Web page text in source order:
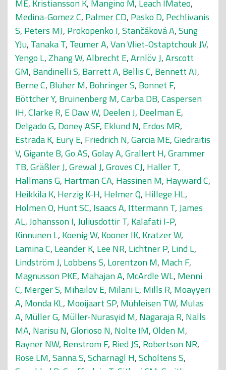
ME, Kristiansson K, Mangino M, Leach IMateo,
Medina-Gomez C, Palmer CD, Pasko D, Pechlivanis
S, Peters MJ, Prokopenko I,Stančáková A,Sung
YJu, Tanaka T, Teumer A,Van Vliet-Ostaptchouk JV,
Yengo L,Zhang W,Albrecht E,Arnlöv J,Arscott
GM, Bandinelli S, Barrett A, Bellis C, Bennett AJ,
Berne C, Blüher M, Böhringer S, Bonnet F,
Böttcher Y, Bruinenberg M,Carba DB,Caspersen
IH,Clarke R, E Daw W, Deelen J, Deelman E,
Delgado G, Doney ASF, Eklund N, Erdos MR,
Estrada K, Eury E, Friedrich N,Garcia ME,Giedraitis
V,Gigante B,Go AS,Golay A,Grallert H,Grammer
TB,Gräßler J,Grewal J,Groves CJ, Haller T,
Hallmans G, Hartman CA, Hassinen M, Hayward C,
Heikkilä K, Herzig K-H, Helmer Q, Hillege HL,
Holmen O, Hunt SC, Isaacs A, Ittermann T,James
AL,Johansson I,Juliusdottir T, Kalafati I-P,
Kinnunen L, Koenig W, Kooner IK, Kratzer W,
Lamina C, Leander K, Lee NR, Lichtner P, Lind L,
Lindström J, Lobbens S, Lorentzon M, Mach F,
Magnusson PKE, Mahajan A, McArdle WL, Menni
C, Merger S, Mihailov E, Milani L, Mills R, Moayyeri
A, Monda KL, Mooijaart SP, Mühleisen TW, Mulas
A, Müller G, Müller-Nurasyid M, Nagaraja R, Nalls
MA, Narisu N,Glorioso N, Nolte IM,Olden M,
Rayner NW, Renstrom F, Ried JS, Robertson NR,
Rose LM,Sanna S,Scharnagl H,Scholtens S,